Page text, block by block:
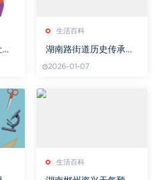
生活百科
湖南路街道历史传承与
2026-01-07
生活百科